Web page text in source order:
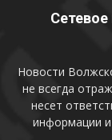
Новости
не всегда
несет
информации